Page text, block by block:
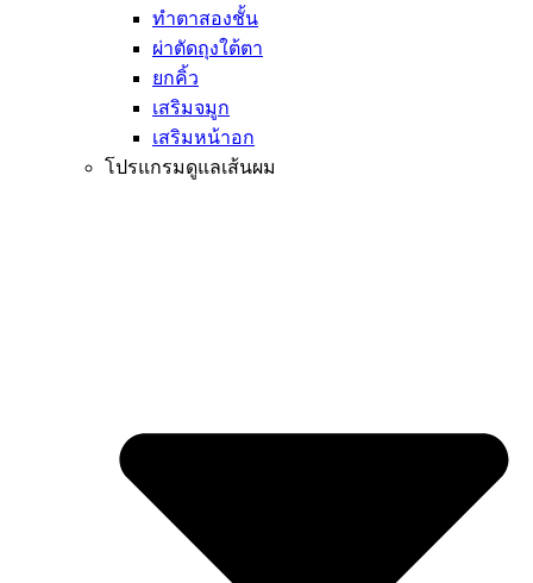
ทำตาสองชั้น
ผ่าตัดถุงใต้ตา
ยกคิ้ว
เสริมจมูก
เสริมหน้าอก
โปรแกรมดูแลเส้นผม